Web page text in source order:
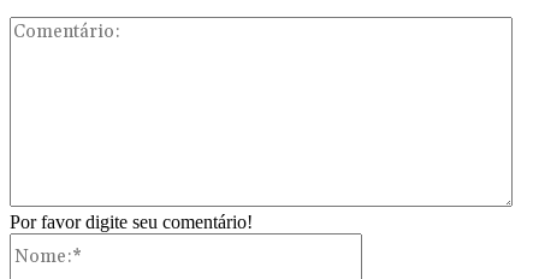
Por favor digite seu comentário!